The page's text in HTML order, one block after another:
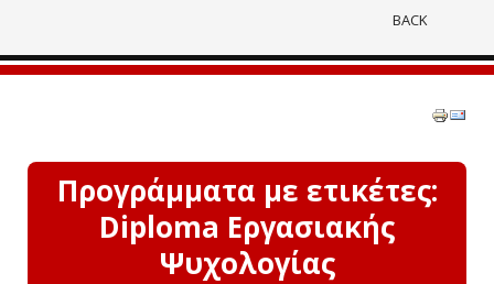
BACK
Προγράμματα με ετικέτες:
Diploma Εργασιακής
Ψυχολογίας